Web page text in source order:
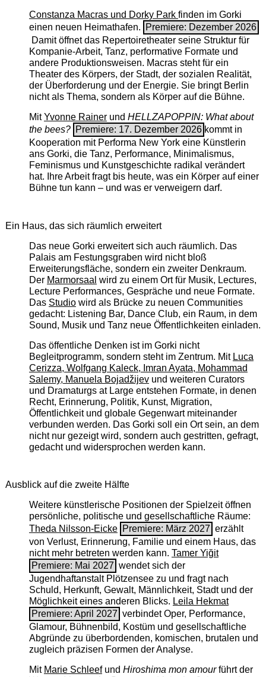
Constanza Macras und Dorky Park finden im Gorki
einen neuen Heimathafen.
Premiere: Dezember 2026
Damit öffnet das Repertoiretheater seine Struktur für
Kompanie-Arbeit, Tanz, performative Formate und
andere Produktionsweisen. Macras steht für ein
Theater des Körpers, der Stadt, der sozialen Realität,
der Überforderung und der Energie. Sie bringt Berlin
nicht als Thema, sondern als Körper auf die Bühne.
MitYvonne Rainerund HELLZAPOPPIN: What about
the bees? Premiere: 17. Dezember 2026 kommt in
Kooperation mit Performa New York eine Künstlerin
ans Gorki, die Tanz, Performance, Minimalismus,
Feminismus und Kunstgeschichte radikal verändert
hat. Ihre Arbeit fragt bis heute, was ein Körper auf einer
Bühne tun kann – und was er verweigern darf.
Ein Haus, das sich räumlich erweitert
Das neue Gorki erweitert sich auch räumlich. Das
Palais am Festungsgraben wird nicht bloß
Erweiterungsfläche, sondern ein zweiter Denkraum.
Der Marmorsaal wird zu einem Ort für Musik, Lectures,
Lecture Performances, Gespräche und neue Formate.
Das Studiowird als Brücke zu neuen Communities
gedacht: Listening Bar, Dance Club, ein Raum, in dem
Sound, Musik und Tanz neue Öffentlichkeiten einladen.
Das öffentliche Denken ist im Gorki nicht
Begleitprogramm, sondern steht im Zentrum. Mit Luca
Cerizza, Wolfgang Kaleck, Imran Ayata, Mohammad
Salemy, Manuela Bojadžijevund weiteren Curators
und Dramaturgs at Large entstehen Formate, in denen
Recht, Erinnerung, Politik, Kunst, Migration,
Öffentlichkeit und globale Gegenwart miteinander
verbunden werden. Das Gorki soll ein Ort sein, an dem
nicht nur gezeigt wird, sondern auch gestritten, gefragt,
gedacht und widersprochen werden kann.
Ausblick auf die zweite Hälfte
Weitere künstlerische Positionen der Spielzeit öffnen
persönliche, politische und gesellschaftliche Räume:
Theda Nilsson-Eicke Premiere: März 2027 erzählt
von Verlust, Erinnerung, Familie und einem Haus, das
nicht mehr betreten werden kann. Tamer Yiğit
Premiere: Mai 2027 wendet sich der
Jugendhaftanstalt Plötzensee zu und fragt nach
Schuld, Herkunft, Gewalt, Männlichkeit, Stadt und der
Möglichkeit eines anderen Blicks. Leila Hekmat
Premiere: April 2027 verbindet Oper, Performance,
Glamour, Bühnenbild, Kostüm und gesellschaftliche
Abgründe zu überbordenden, komischen, brutalen und
zugleich präzisen Formen der Analyse.
Mit Marie Schleefund Hiroshima mon amourführt der